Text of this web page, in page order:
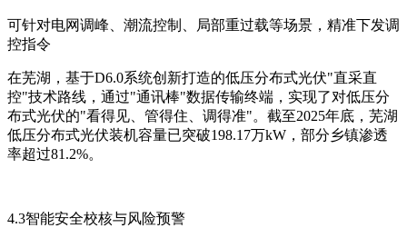
可针对电网调峰、潮流控制、局部重过载等场景，精准下发调
控指令
在芜湖，基于D6.0系统创新打造的低压分布式光伏"直采直
控"技术路线，通过"通讯棒"数据传输终端，实现了对低压分
布式光伏的"看得见、管得住、调得准"。截至2025年底，芜湖
低压分布式光伏装机容量已突破198.17万kW，部分乡镇渗透
率超过81.2%。
4.3智能安全校核与风险预警